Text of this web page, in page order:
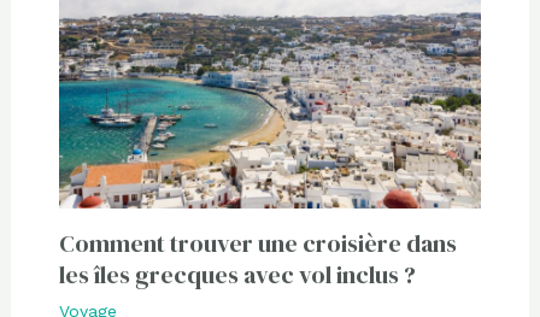
Comment trouver une croisière dans
les îles grecques avec vol inclus ?
Voyage